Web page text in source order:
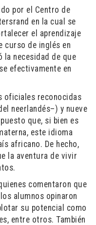
por el Centro de
en la cual se
el aprendizaje
curso de inglés en
la necesidad de que
efectivamente en
oficiales reconocidas
neerlandés–) y nueve
que, si bien es
este idioma
africano. De hecho,
la aventura de vivir
comentaron que
alumnos opinaron
su potencial como
entre otros. También